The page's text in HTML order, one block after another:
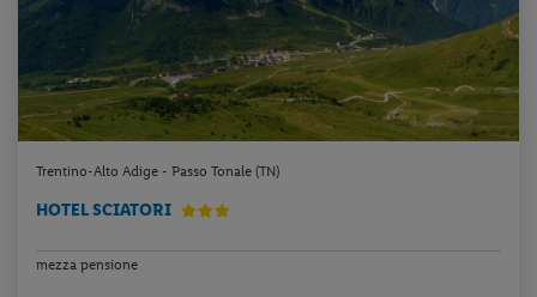
Trentino-Alto Adige - Passo Tonale (TN)
HOTEL SCIATORI
mezza pensione